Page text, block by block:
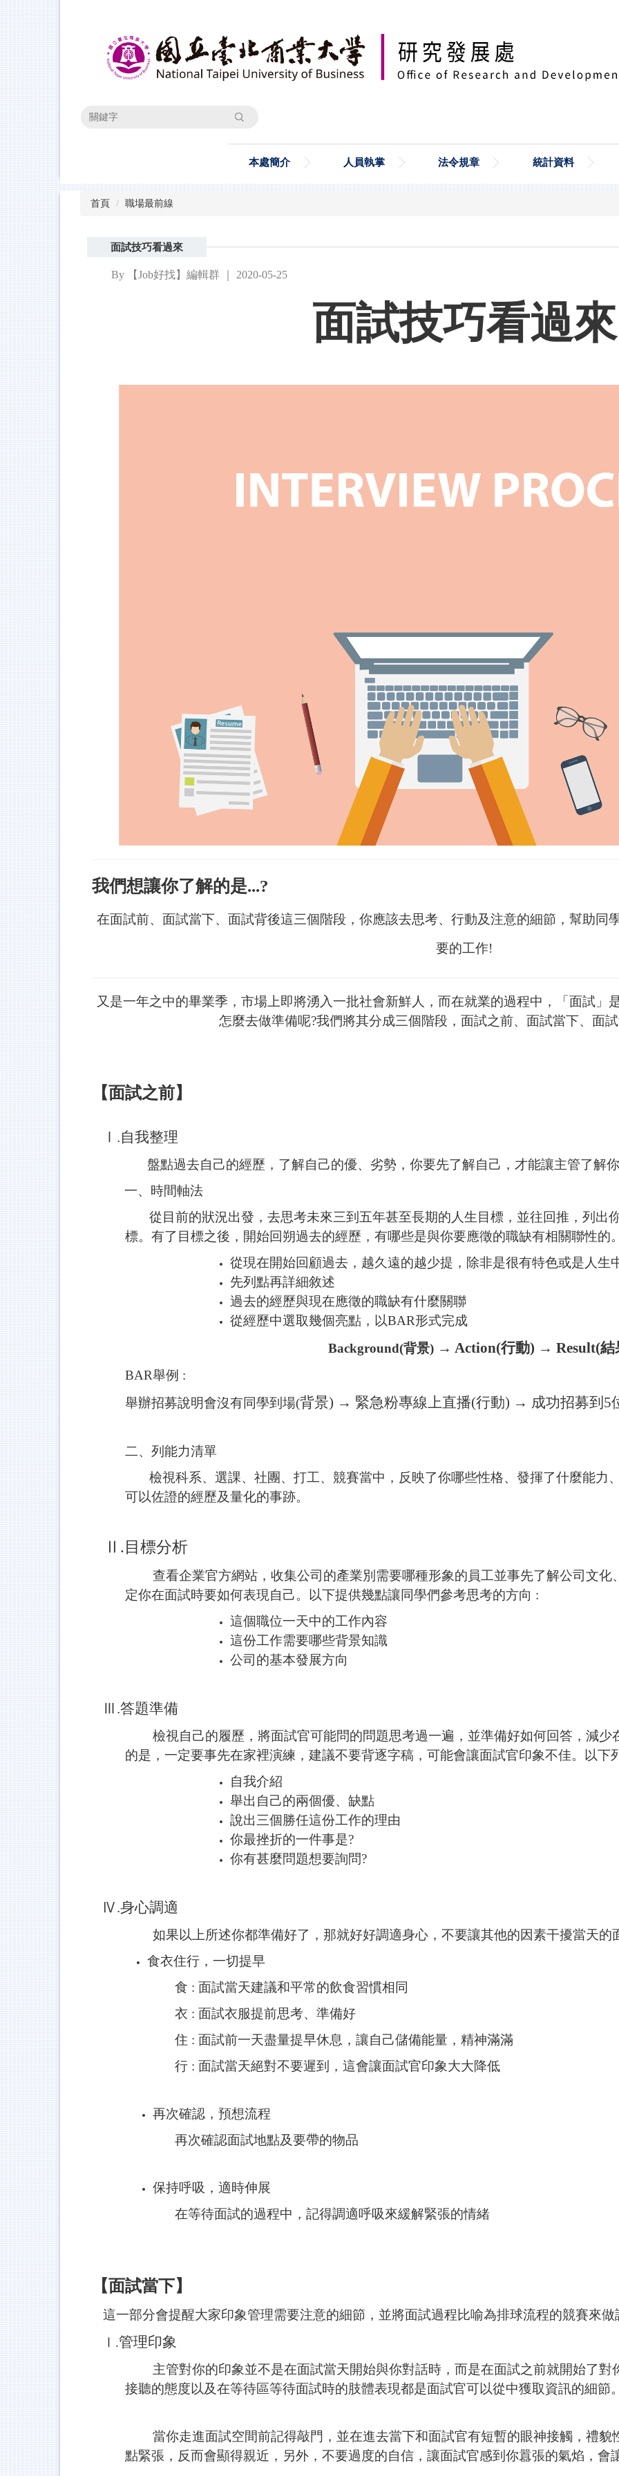
搜尋
本處簡介 人員執掌 法令規章 統計資料
首頁 職場最前線
面試技巧看過來
By 【Job好找】編輯群 ｜ 2020-05-25
面試技巧看過來
我們想讓你了解的是...?
在面試前、面試當下、面試背後這三個階段，你應該去思考、行動及注意的細節，幫助同
要的工作!
又是一年之中的畢業季，市場上即將湧入一批社會新鮮人，而在就業的過程中，「面試」
怎麼去做準備呢?我們將其分成三個階段，面試之前、面試當下、面
【面試之前】
Ⅰ.自我整理
盤點過去自己的經歷，了解自己的優、劣勢，你要先了解自己，才能讓主管了解
一、 時間軸法
從目前的狀況出發，去思考未來三到五年甚至長期的人生目標，並往回推，列出
標。有了目標之後，開始回朔過去的經歷，有哪些是與你要應徵的職缺有相關聯性的
從現在開始回顧過去，越久遠的越少提，除非是很有特色或是人生
先列點再詳細敘述
過去的經歷與現在應徵的職缺有什麼關聯
從經歷中選取幾個亮點，以BAR形式完成
Background(背景) → Action(行動) → Result(結
BAR舉例 :
舉辦招募說明會沒有同學到場(背景) → 緊急粉專線上直播(行動) → 成功招募到5
二、列能力清單
檢視科系、選課、社團、打工、競賽當中，反映了你哪些性格、發揮了什麼能力
可以佐證的經歷及量化的事跡。
Ⅱ.目標分析
查看企業官方網站，收集公司的產業別需要哪種形象的員工並事先了解公司文化
定你在面試時要如何表現自己。以下提供幾點讓同學們參考思考的方向 :
這個職位一天中的工作內容
這份工作需要哪些背景知識
公司的基本發展方向
Ⅲ.答題準備
檢視自己的履歷，將面試官可能問的問題思考過一遍，並準備好如何回答，減少
的是，一定要事先在家裡演練，建議不要背逐字稿，可能會讓面試官印象不佳。以下
自我介紹
舉出自己的兩個優、缺點
說出三個勝任這份工作的理由
你最挫折的一件事是?
你有甚麼問題想要詢問?
Ⅳ.身心調適
如果以上所述你都準備好了，那就好好調適身心，不要讓其他的因素干擾當天的
食衣住行，一切提早
食 : 面試當天建議和平常的飲食習慣相同
衣 : 面試衣服提前思考、準備好
住 : 面試前一天盡量提早休息，讓自己儲備能量，精神滿滿
行 : 面試當天絕對不要遲到，這會讓面試官印象大大降低
再次確認，預想流程
再次確認面試地點及要帶的物品
保持呼吸，適時伸展
在等待面試的過程中，記得調適呼吸來緩解緊張的情緒
【面試當下】
這一部分會提醒大家印象管理需要注意的細節，並將面試過程比喻為排球流程的競賽來做
Ⅰ.管理印象
主管對你的印象並不是在面試當天開始與你對話時，而是在面試之前就開始了對
接聽的態度以及在等待區等待面試時的肢體表現都是面試官可以從中獲取資訊的細節
當你走進面試空間前記得敲門，並在進去當下和面試官有短暫的眼神接觸，禮貌
點緊張，反而會顯得親近，另外，不要過度的自信，讓面試官感到你囂張的氣焰，會